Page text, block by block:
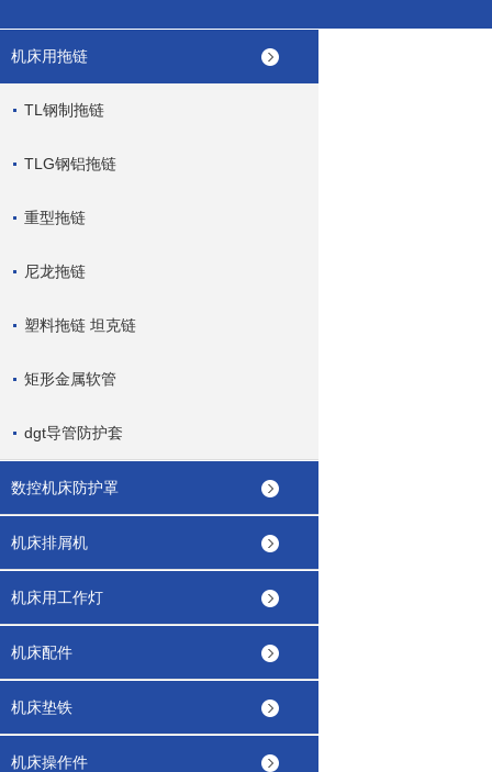
机床用拖链
TL钢制拖链
TLG钢铝拖链
重型拖链
尼龙拖链
塑料拖链 坦克链
矩形金属软管
dgt导管防护套
数控机床防护罩
机床排屑机
机床用工作灯
机床配件
机床垫铁
机床操作件